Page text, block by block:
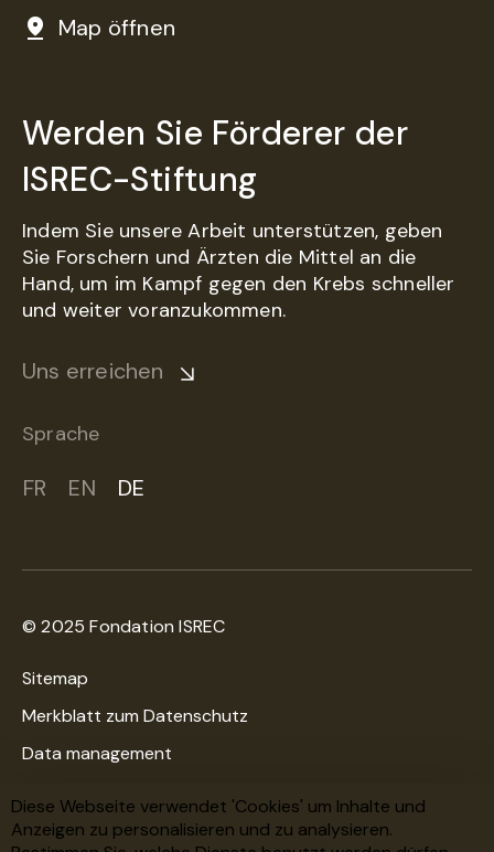
Map öffnen
Werden Sie Förderer der
ISREC-Stiftung
Indem Sie unsere Arbeit unterstützen, geben
Sie Forschern und Ärzten die Mittel an die
Hand, um im Kampf gegen den Krebs schneller
und weiter voranzukommen.
Uns erreichen
Sprache
FR EN DE
© 2025 Fondation ISREC
Sitemap
Merkblatt zum Datenschutz
Data management
Diese Webseite verwendet 'Cookies' um Inhalte und
Anzeigen zu personalisieren und zu analysieren.